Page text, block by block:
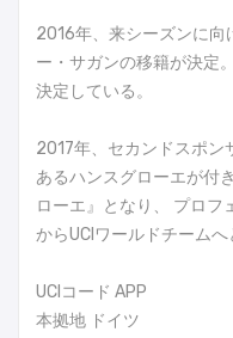
2016年、来シーズンに向
ー・サガンの移籍が決定
決定している。
2017年、セカンドスポン
あるハンスグローエが付
ローエ』となり、 プロフ
からUCIワールドチームへ
UCIコード APP
本拠地 ドイツ